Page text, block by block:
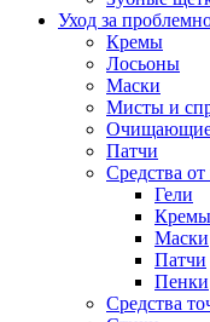
Уход за
Кремы
Лосьоны
Маски
Мисты и
Очищающие
Патчи
Средства
Гели
Кремы
Маски
Патчи
Пенки
Средства